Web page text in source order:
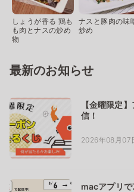
しょうが香る 鶏も
も肉とナスの炒め
物
ナスと豚肉の味
炒め
最新のお知らせ
【金曜限定
信！
2026年08月07
macアプリで